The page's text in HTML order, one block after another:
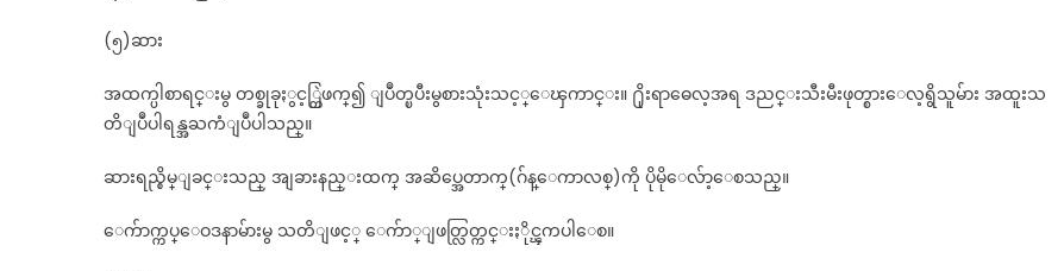
(၅)ဆား
အထက္ပါစာရင္းမွ တစ္ခုခုႏွင့္တြဲဖက္၍ ျပဳတ္ၿပီးမွစားသုံးသင့္ေၾကာင္း။ ႐ိုးရာဓေလ့အရ ဒညင္းသီးမီးဖုတ္စားေလ့ရွိသူမ်ား အထူးသ
တိျပဳပါရန္အႀကံျပဳပါသည္။
ဆားရည္စိမ္ျခင္းသည္ အျခားနည္းထက္ အဆိပ္အေတာက္(ဂ်န္ေကာလစ္)ကို ပိုမိုေလ်ာ့ေစသည္။
ေက်ာက္ကပ္ေဝဒနာမ်ားမွ သတိျဖင့္ ေက်ာ္ျဖတ္လြတ္ကင္းႏိုင္ၾကပါေစ။